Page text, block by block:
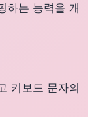
하는 능력을 개
키보드 문자의